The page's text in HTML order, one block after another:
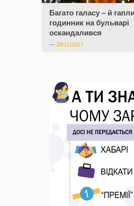
Багато галасу – й
годинник на бульварі
оскандалився
— 28/11/2017